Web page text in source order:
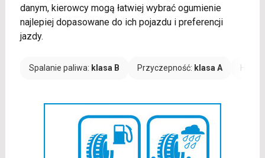
danym, kierowcy mogą łatwiej wybrać ogumienie
najlepiej dopasowane do ich pojazdu i preferencji
jazdy.
Spalanie paliwa: klasa B Przyczepność: klasa A Hałas: